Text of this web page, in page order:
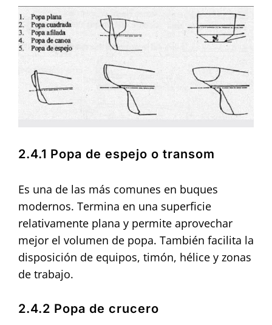
2.4.1 Popa de espejo o transom
Es una de las más comunes en buques
modernos. Termina en una superficie
relativamente plana y permite aprovechar
mejor el volumen de popa. También facilita la
disposición de equipos, timón, hélice y zonas
de trabajo.
2.4.2 Popa de crucero